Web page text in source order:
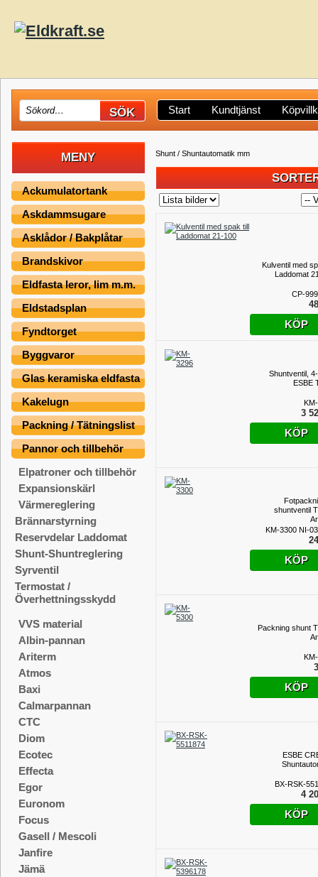
Start Kundtjänst
MENY
Ackumulatortank
Askdammsugare
Asklådor / Bakplåtar
Brandskivor
Eldfasta leror, lim m.m.
Eldstadsplan
Fyndtorget
Byggvaror
Glas keramiska eldfasta
Kakelugn
Packning / Tätningslist
Pannor och tillbehör
Elpatroner och tillbehör
Expansionskärl
Värmereglering
Brännarstyrning
Reservdelar Laddomat
Shunt-Shuntreglering
Syrventil
Termostat /
Överhettningsskydd
VVS material
Albin-pannan
Ariterm
Atmos
Baxi
Calmarpannan
CTC
Diom
Ecotec
Effecta
Egor
Euronom
Focus
Gasell / Mescoli
Janfire
Jämä
Shunt / Shuntautomatik mm
Kulventil med
Laddomat
CP-
KÖP
Shuntventil,
ESBE
3
KÖP
shuntventil
KM-3300 NI-
KÖP
Packning shunt
KÖP
ESBE
BX-RSK-
4
KÖP